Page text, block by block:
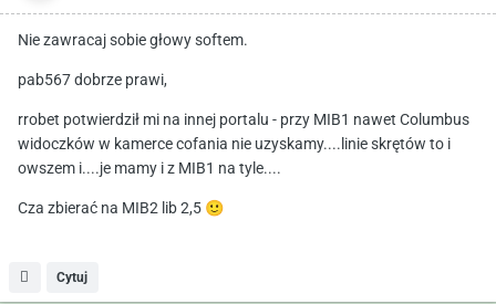
Nie zawracaj sobie głowy softem.
pab567 dobrze prawi,
rrobet potwierdził mi na innej portalu - przy MIB1 nawet Columbus
widoczków w kamerce cofania nie uzyskamy....linie skrętów to i
owszem i....je mamy i z MIB1 na tyle....
Cza zbierać na MIB2 lib 2,5 🙂
Cytuj